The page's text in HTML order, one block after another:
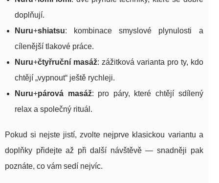
doplňují.
Nuru+shiatsu: kombinace smyslové plynulosti a
cílenější tlakové práce.
Nuru+čtyřruční masáž: zážitková varianta pro ty, kdo
chtějí „vypnout“ ještě rychleji.
Nuru+párová masáž: pro páry, které chtějí sdílený
relax a společný rituál.
Pokud si nejste jistí, zvolte nejprve klasickou variantu a
doplňky přidejte až při další návštěvě — snadněji pak
poznáte, co vám sedí nejvíc.